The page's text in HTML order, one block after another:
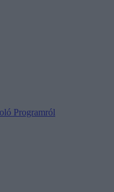
Programról